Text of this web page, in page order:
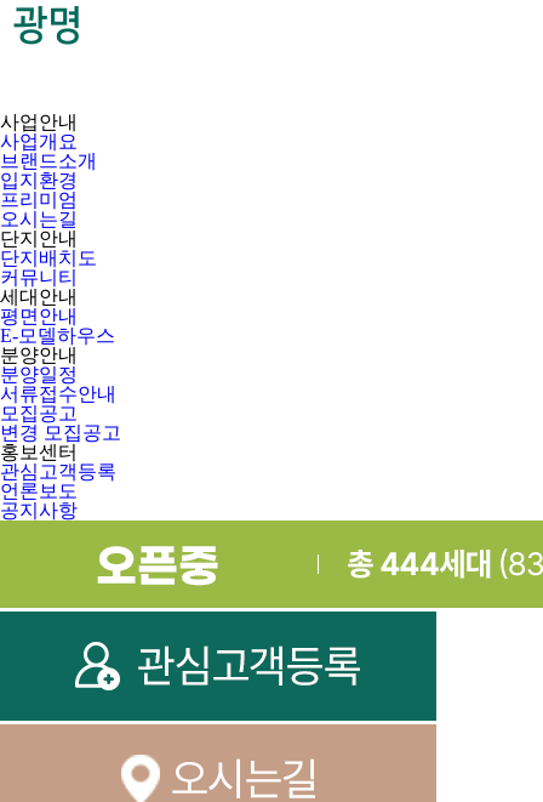
사업안내
사업개요
브랜드소개
입지환경
프리미엄
오시는길
단지안내
단지배치도
커뮤니티
세대안내
평면안내
E-모델하우스
분양안내
분양일정
서류접수안내
모집공고
변경 모집공고
홍보센터
관심고객등록
언론보도
공지사항